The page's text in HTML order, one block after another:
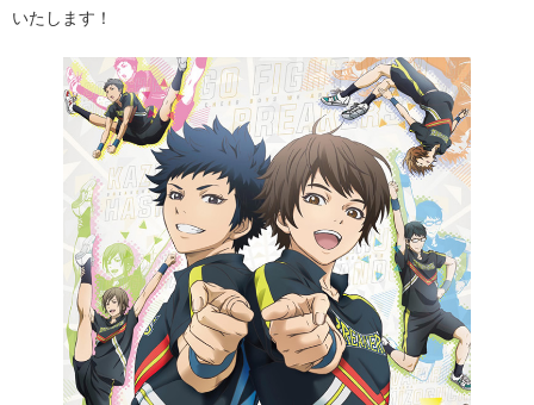
いたします！